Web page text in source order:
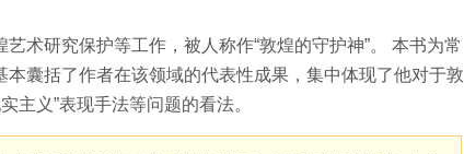
术研究保护等工作，被人称作“敦煌的守护神”。 本书为常
囊括了作者在该领域的代表性成果，集中体现了他对于敦
主义”表现手法等问题的看法。